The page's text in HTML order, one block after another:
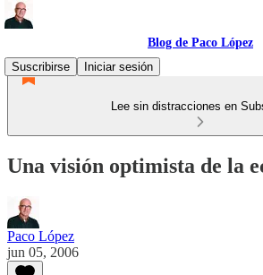
Blog de Paco López
Suscribirse
Iniciar sesión
Lee sin distracciones en
Una visión optimista de la
Paco López
jun 05, 2006